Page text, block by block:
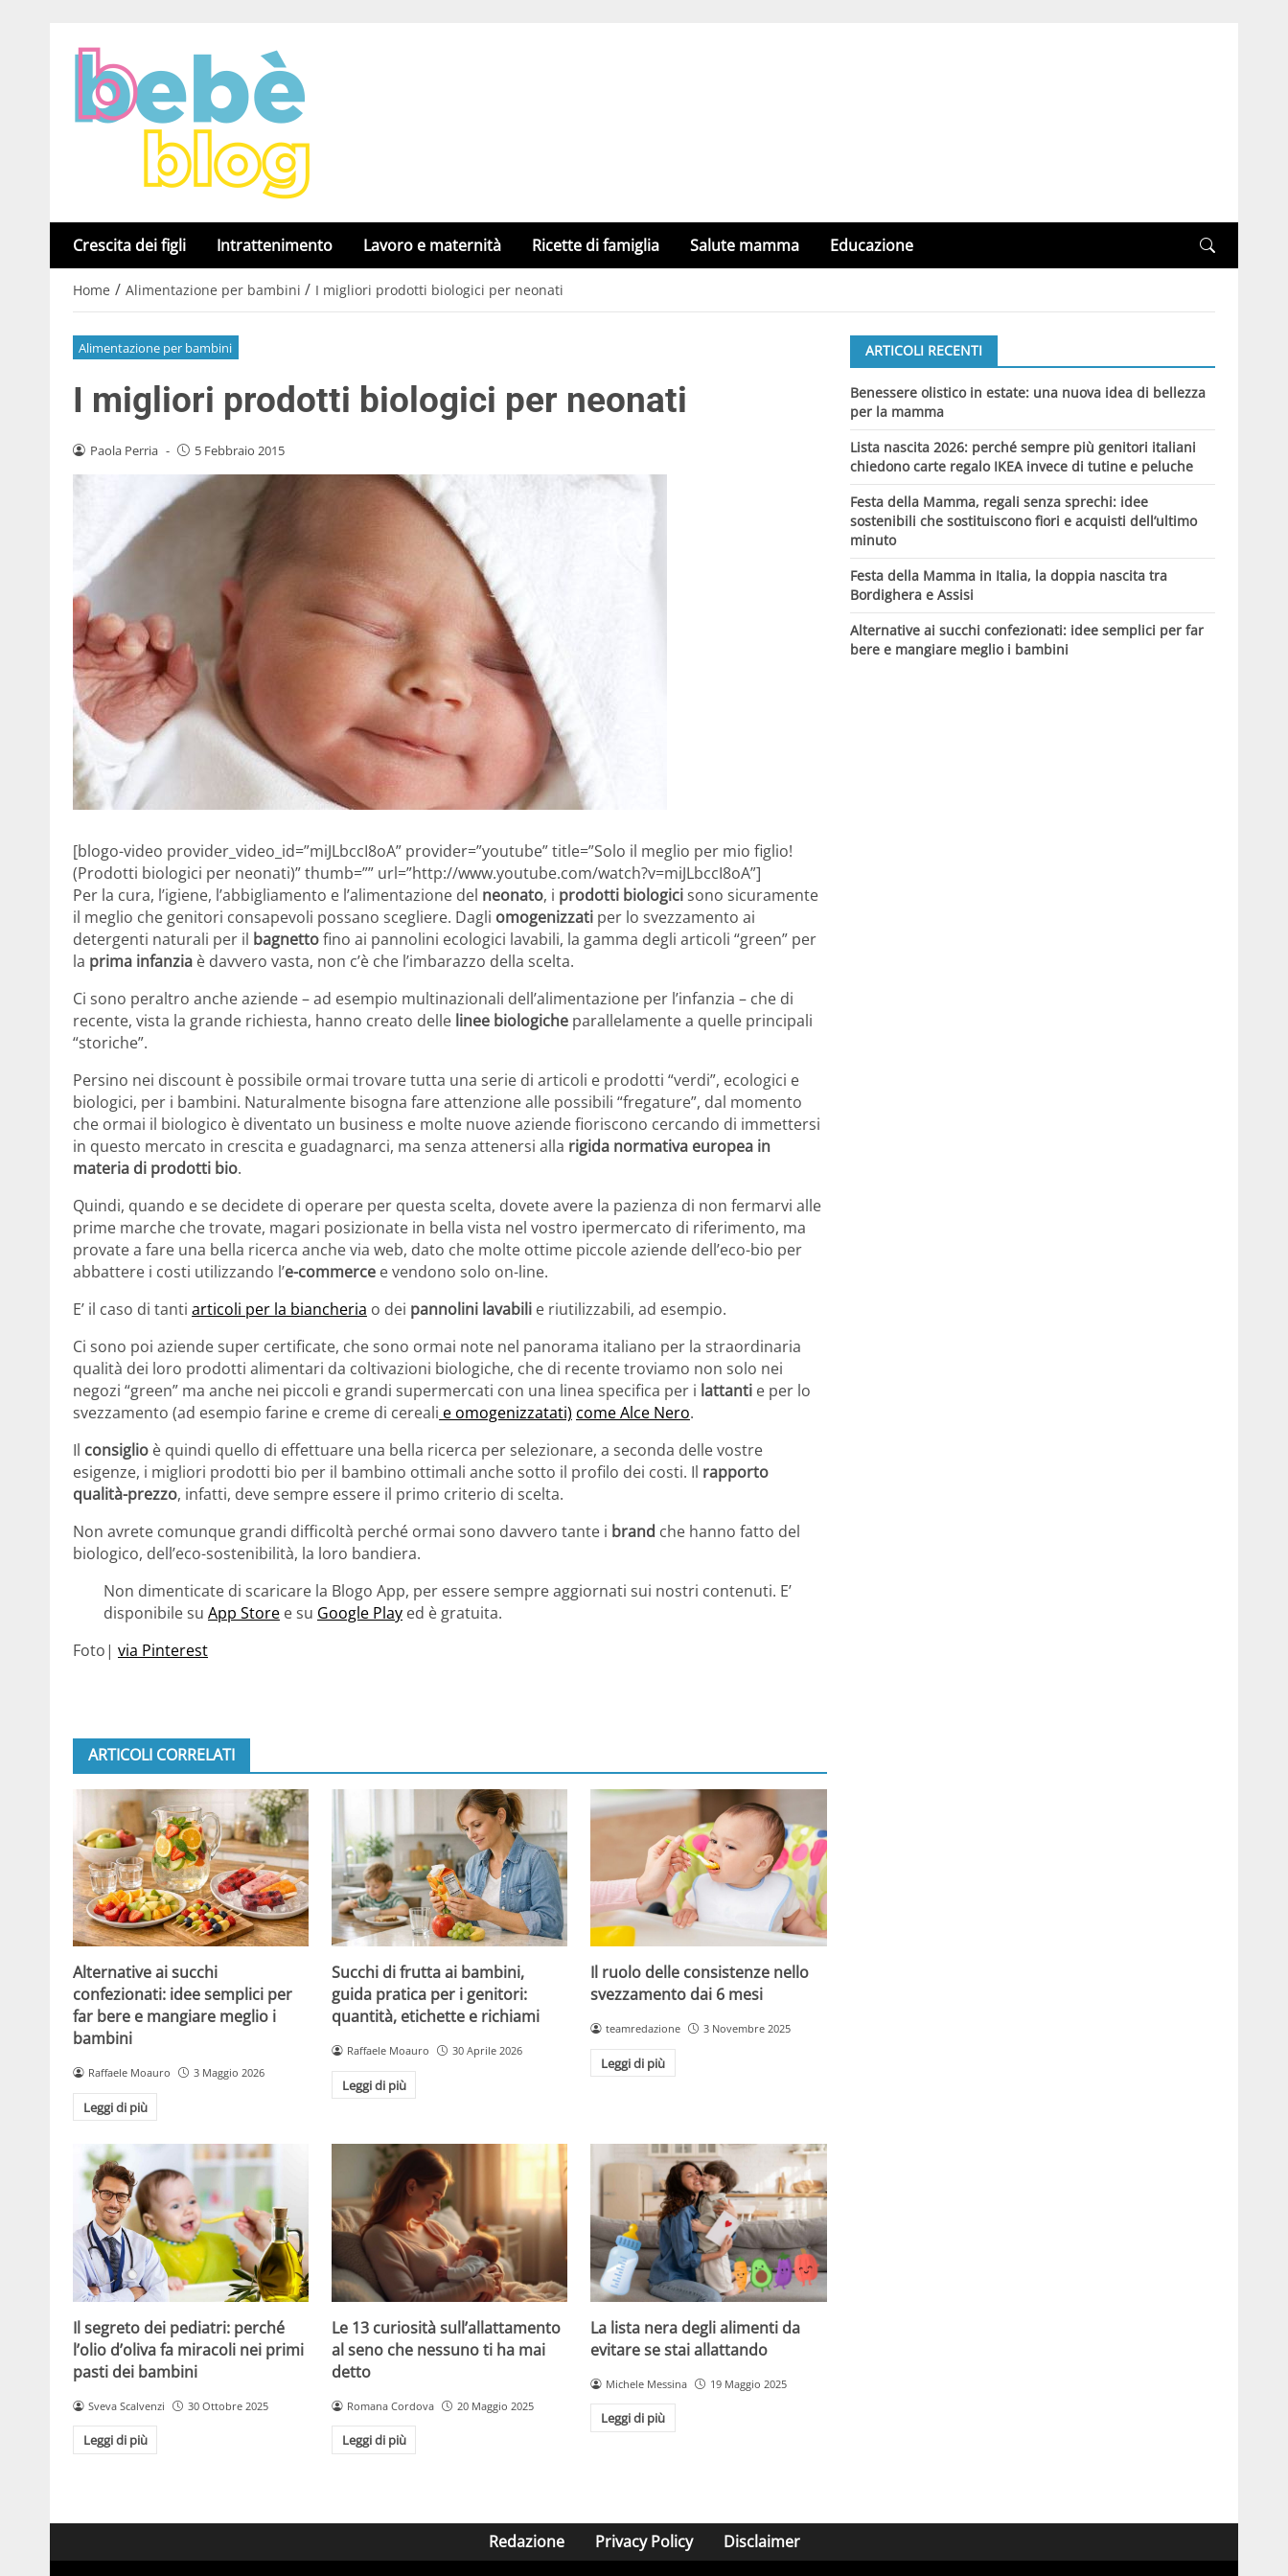
Crescita dei figli Intrattenimento Lavoro e maternità Ricette di famiglia Salute mamma Educazione
Home / Alimentazione per bambini / I migliori prodotti biologici per neonati
Alimentazione per bambini
I migliori prodotti biologici per neonati
Paola Perria - 5 Febbraio 2015
[blogo-video provider_video_id=”miJLbccI8oA” provider=”youtube” title=”Solo il meglio per mio figlio!
(Prodotti biologici per neonati)” thumb=”” url=”http://www.youtube.com/watch?v=miJLbccI8oA”]
Per la cura, l’igiene, l’abbigliamento e l’alimentazione del neonato, i prodotti biologicisono sicuramente
il meglio che genitori consapevoli possano scegliere. Dagli omogenizzati per lo svezzamento ai
detergenti naturali per il bagnettofino ai pannolini ecologici lavabili, la gamma degli articoli “green” per
la prima infanzia è davvero vasta, non c’è che l’imbarazzo della scelta.
Ci sono peraltro anche aziende – ad esempio multinazionali dell’alimentazione per l’infanzia – che di
recente, vista la grande richiesta, hanno creato delle linee biologiche parallelamente a quelle principali
“storiche”.
Persino nei discount è possibile ormai trovare tutta una serie di articoli e prodotti “verdi”, ecologici e
biologici, per i bambini. Naturalmente bisogna fare attenzione alle possibili “fregature”, dal momento
che ormai il biologico è diventato un business e molte nuove aziende fioriscono cercando di immettersi
in questo mercato in crescita e guadagnarci, ma senza attenersi alla rigida normativa europea in
materia di prodotti bio.
Quindi, quando e se decidete di operare per questa scelta, dovete avere la pazienza di non fermarvi alle
prime marche che trovate, magari posizionate in bella vista nel vostro ipermercato di riferimento, ma
provate a fare una bella ricerca anche via web, dato che molte ottime piccole aziende dell’eco-bio per
abbattere i costi utilizzando l’e-commerce e vendono solo on-line.
E’ il caso di tanti articoli per la biancheria o dei pannolini lavabili e riutilizzabili, ad esempio.
Ci sono poi aziende super certificate, che sono ormai note nel panorama italiano per la straordinaria
qualità dei loro prodotti alimentari da coltivazioni biologiche, che di recente troviamo non solo nei
negozi “green” ma anche nei piccoli e grandi supermercati con una linea specifica per i lattanti e per lo
svezzamento (ad esempio farine e creme di cereali e omogenizzatati) come Alce Nero.
Il consiglio è quindi quello di effettuare una bella ricerca per selezionare, a seconda delle vostre
esigenze, i migliori prodotti bio per il bambino ottimali anche sotto il profilo dei costi. Il rapporto
qualità-prezzo, infatti, deve sempre essere il primo criterio di scelta.
Non avrete comunque grandi difficoltà perché ormai sono davvero tante i brand che hanno fatto del
biologico, dell’eco-sostenibilità, la loro bandiera.
Non dimenticate di scaricare la Blogo App, per essere sempre aggiornati sui nostri contenuti. E’
disponibile su App Store e su Google Play ed è gratuita.
Foto| via Pinterest
ARTICOLI CORRELATI
Alternative ai succhi
confezionati: idee semplici per
far bere e mangiare meglio i
bambini
Raffaele Moauro 3 Maggio 2026
Leggi di più
Succhi di frutta ai bambini,
guida pratica per i genitori:
quantità, etichette e richiami
Raffaele Moauro 30 Aprile 2026
Leggi di più
Il ruolo delle consistenze nello
svezzamento dai 6 mesi
teamredazione 3 Novembre 2025
Leggi di più
Il segreto dei pediatri: perché
l’olio d’oliva fa miracoli nei primi
pasti dei bambini
Sveva Scalvenzi 30 Ottobre 2025
Leggi di più
Le 13 curiosità sull’allattamento
al seno che nessuno ti ha mai
detto
Romana Cordova 20 Maggio 2025
Leggi di più
La lista nera degli alimenti da
evitare se stai allattando
Michele Messina 19 Maggio 2025
Leggi di più
ARTICOLI RECENTI
Benessere olistico in estate: una nuova idea di bellezza
per la mamma
Lista nascita 2026: perché sempre più genitori italiani
chiedono carte regalo IKEA invece di tutine e peluche
Festa della Mamma, regali senza sprechi: idee
sostenibili che sostituiscono fiori e acquisti dell’ultimo
minuto
Festa della Mamma in Italia, la doppia nascita tra
Bordighera e Assisi
Alternative ai succhi confezionati: idee semplici per far
bere e mangiare meglio i bambini
Redazione Privacy Policy Disclaimer